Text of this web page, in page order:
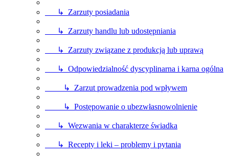
↳ Zarzuty posiadania
↳ Zarzuty handlu lub udostępniania
↳ Zarzuty związane z produkcją lub uprawą
↳ Odpowiedzialność dyscyplinarna i karna ogólna
↳ Zarzut prowadzenia pod wpływem
↳ Postępowanie o ubezwłasnowolnienie
↳ Wezwania w charakterze świadka
↳ Recepty i leki – problemy i pytania